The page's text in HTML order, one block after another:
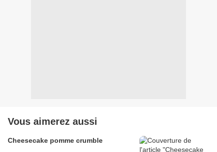
Vous aimerez aussi
Cheesecake pomme crumble